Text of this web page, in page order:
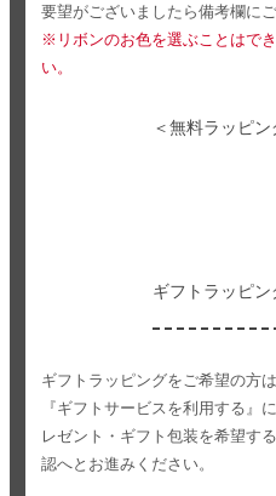
要望がございましたら備考欄に
※リボンのお色を選ぶことはで
い。
＜無料ラッピ
ギフトラッピ
ギフトラッピングをご希望の方
『ギフトサービスを利用する』
レゼント・ギフト包装を希望す
認へとお進みください。